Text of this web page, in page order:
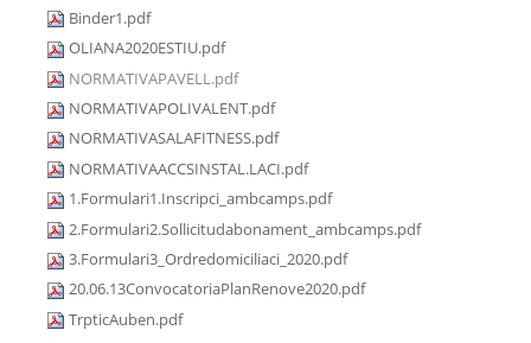
Binder1.pdf
OLIANA2020ESTIU.pdf
NORMATIVAPAVELL.pdf
NORMATIVAPOLIVALENT.pdf
NORMATIVASALAFITNESS.pdf
NORMATIVAACCSINSTAL.LACI.pdf
1.Formulari1.Inscripci_ambcamps.pdf
2.Formulari2.Sollicitudabonament_ambcamps.pdf
3.Formulari3_Ordredomiciliaci_2020.pdf
20.06.13ConvocatoriaPlanRenove2020.pdf
TrpticAuben.pdf